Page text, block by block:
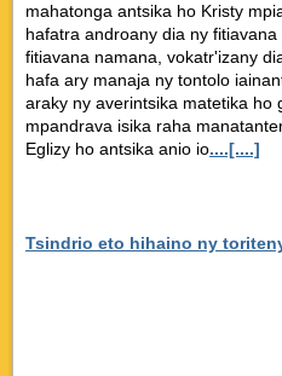
mahatonga antsika ho Kristy
hafatra androany dia ny
fitiavana namana, vokatr'izany
hafa ary manaja ny tontolo
araky ny averintsika matetika ho
mpandrava isika raha
Eglizy ho antsika anio io....[....]
Tsindrio eto hihaino ny